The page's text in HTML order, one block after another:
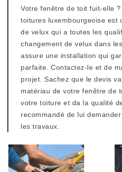
Votre fenêtre de toit fuit-elle
toitures luxembourgeoise est
de velux qui a toutes les
changement de velux dans
assure une installation qui
parfaite. Contactez-le et de
projet. Sachez que le devis
matériau de votre fenêtre de
votre toiture et da la qualité
recommandé de lui
les travaux.